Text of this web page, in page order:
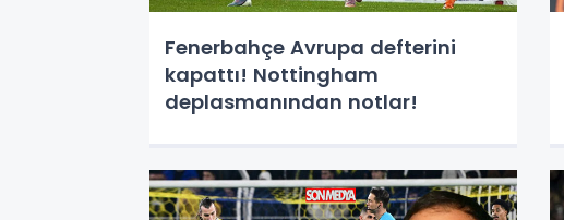
Fenerbahçe Avrupa defterini
kapattı! Nottingham
deplasmanından notlar!